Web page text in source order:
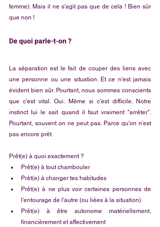
femme). Mais il ne s'agit pas que de cela ! Bien sûr
que non !
De quoi parle-t-on ?
La séparation est le fait de couper des liens avec
une personne ou une situation. Et ce n'est jamais
évident bien sûr. Pourtant, nous sommes conscients
que c'est vital. Oui. Même si c'est difficile. Notre
instinct lui le sait quand il faut vraiment "arrêter".
Pourtant, souvent on ne peut pas. Parce qu'on n'est
pas encore prêt.
Prêt(e) à quoi exactement ?
Prêt(e) à tout chambouler
Prêt(e) à changer tes habitudes
Prêt(e) à ne plus voir certaines personnes de
l'entourage de l'autre (ou liées à la situation)
Prêt(e) à être autonome matériellement,
financièrement et affectivement